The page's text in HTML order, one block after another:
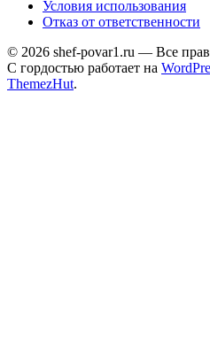
Условия использования
Отказ от ответственности
© 2026 shef-povar1.ru — Все
С гордостью работает на
ThemezHut.